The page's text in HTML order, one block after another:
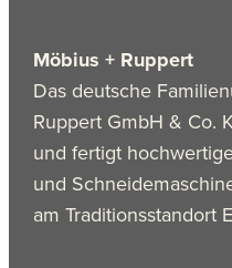
Möbius + Ruppert
Das deutsche
Ruppert GmbH & Co.
und fertigt
und
am Traditionsstandort